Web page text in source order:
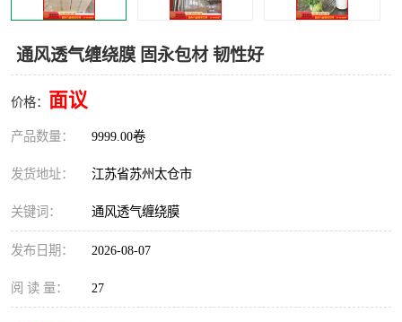
通风透气缠绕膜 固永包材 韧性好
价格： 面议
产品数量： 9999.00卷
发货地址： 江苏省苏州太仓市
关键词： 通风透气缠绕膜
发布日期： 2026-08-07
阅 读 量： 27